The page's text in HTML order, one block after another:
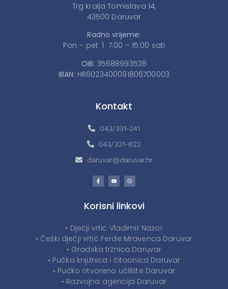
Trg kralja Tomislava 14,
43500 Daruvar
Radno vrijeme:
Pon – pet | 7:00 – 15:00 sati
OIB: 35688993528
IBAN: HR6023400091806700003
Kontakt
043/331-241
043/331-622
daruvar@daruvar.hr
Korisni linkovi
• Dječji vrtić Vladimir Nazor
• Češki dječji vrtić Ferde Mravenca Daruvar
• Gradska tržnica Daruvar
• Pučka knjižnica i čitaonica Daruvar
• Pučko otvoreno učilište Daruvar
• Razvojna agencija Daruvar